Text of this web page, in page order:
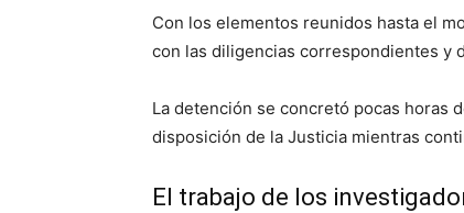
Con los elementos reunidos hasta el
con las diligencias correspondientes y
La detención se concretó pocas horas
disposición de la Justicia mientras
El trabajo de los